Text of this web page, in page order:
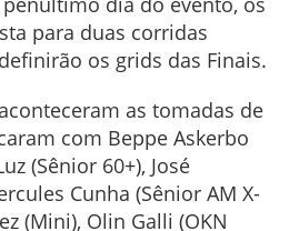
para duas corridas
os grids das Finais.
as tomadas de
com Beppe Askerbo
(Sênior 60+), José
Cunha (Sênior AM X-
(Mini), Olin Galli (OKN